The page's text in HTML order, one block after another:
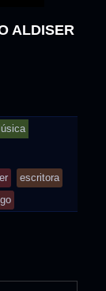
ALDISER
escritora